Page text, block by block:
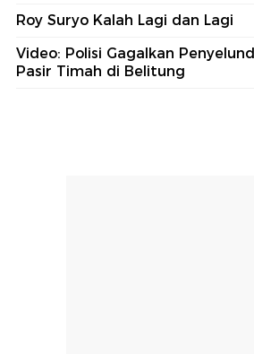
Roy Suryo Kalah Lagi dan Lagi
Video: Polisi Gagalkan
Pasir Timah di Belitung